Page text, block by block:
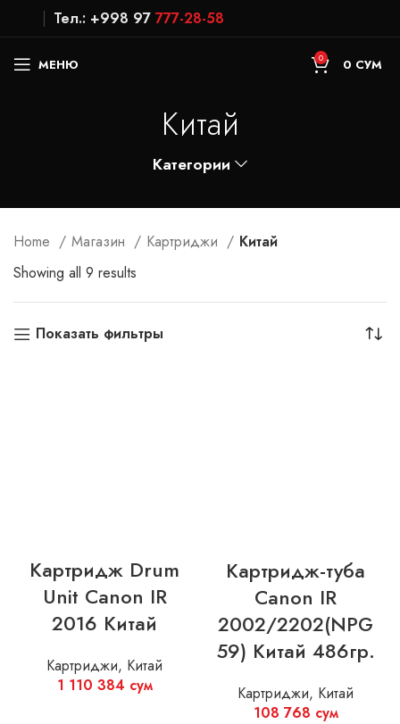
Тел.: +998 97 777-28-58
МЕНЮ 0 0 СУМ
Китай
Категории
Home Магазин Картриджи
Китай
Showing all 9 results
Показать фильтры
Картридж Drum
Unit Canon IR
2016 Китай
Картриджи, Китай
1 110 384 сум
Картридж-туба
Canon IR
2002/2202(NPG
59) Китай 486гр.
Картриджи, Китай
108 768 сум